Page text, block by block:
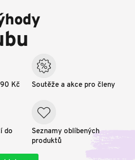
Kč
do
Soutěže a akce pro členy
Seznamy oblíbených
produktů